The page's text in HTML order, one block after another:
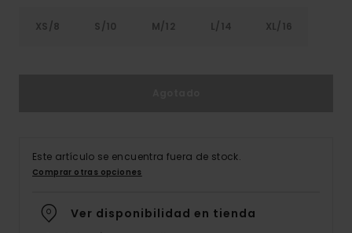
XS/8 S/10 M/12 L/14 XL/16
Este artículo se encuentra fuera de stock.
Comprar otras opciones
Ver disponibilidad en tienda